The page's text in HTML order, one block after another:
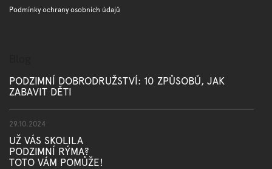
Podmínky ochrany osobních údajů
PODZIMNÍ DOBRODRUŽSTVÍ: 10 ZPŮSOBŮ, JAK
ZABAVIT DĚTI
29.10.2024
UŽ VÁS SKOLILA
PODZIMNÍ RÝMA?
TOTO VÁM POMŮŽE!